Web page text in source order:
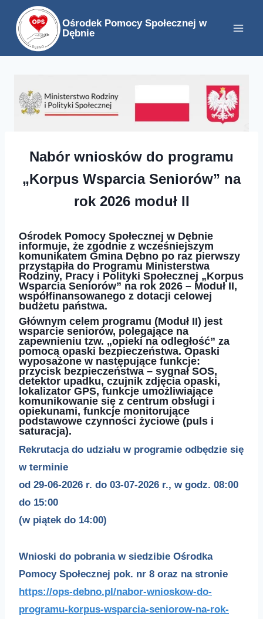
Przejdź
treści
Ośrodek Pomocy Społecznej w
Dębnie
Nabór wniosków do programu
„Korpus Wsparcia Seniorów” na
rok 2026 moduł II
Ośrodek Pomocy Społecznej w Dębnie
informuje, że zgodnie z wcześniejszym
komunikatem Gmina Dębno po raz pierwszy
przystąpiła do Programu Ministerstwa
Rodziny, Pracy i Polityki Społecznej „Korpus
Wsparcia Seniorów” na rok 2026 – Moduł II,
współfinansowanego z dotacji celowej
budżetu państwa.
Głównym celem programu (Moduł II) jest
wsparcie seniorów, polegające na
zapewnieniu tzw. „opieki na odległość” za
pomocą opaski bezpieczeństwa. Opaski
wyposażone w następujące funkcje:
przycisk bezpieczeństwa – sygnał SOS,
detektor upadku, czujnik zdjęcia opaski,
lokalizator GPS, funkcje umożliwiające
komunikowanie się z centrum obsługi i
opiekunami, funkcje monitorujące
podstawowe czynności życiowe (puls i
saturacja).
Rekrutacja do udziału w programie odbędzie się
w terminie
od 29-06-2026 r. do 03-07-2026 r., w godz. 08:00
do 15:00
(w piątek do 14:00)
Wnioski do pobrania w siedzibie Ośrodka
Pomocy Społecznej pok. nr 8 oraz na stronie
https://ops-debno.pl/nabor-wnioskow-do-
programu-korpus-wsparcia-seniorow-na-rok-